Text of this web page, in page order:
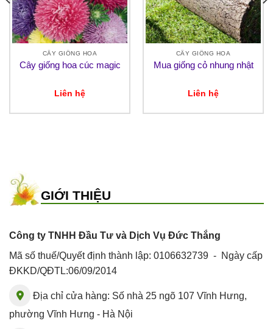
CÂY GIỐNG HOA
Cây giống hoa cúc magic
Liên hệ
CÂY GIỐNG HOA
Mua giống cỏ nhung nhật
Liên hệ
GIỚI THIỆU
Công ty TNHH Đầu Tư và Dịch Vụ Đức Thắng
Mã số thuế/Quyết định thành lập: 0106632739 - Ngày cấp
ĐKKD/QĐTL:06/09/2014
Địa chỉ cửa hàng: Số nhà 25 ngõ 107 Vĩnh Hưng,
phường Vĩnh Hưng - Hà Nội